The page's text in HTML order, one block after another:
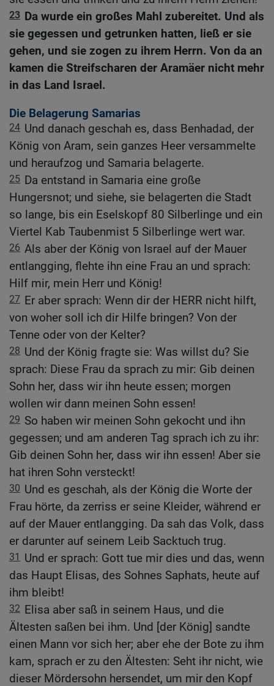
23 Da wurde ein großes Mahl zubereitet. Und als
sie gegessen und getrunken hatten, ließ er sie
gehen, und sie zogen zu ihrem Herrn. Von da an
kamen die Streifscharen der Aramäer nicht mehr
in das Land Israel.
Die Belagerung Samarias
24 Und danach geschah es, dass Benhadad, der
König von Aram, sein ganzes Heer versammelte
und heraufzog und Samaria belagerte.
25 Da entstand in Samaria eine große
Hungersnot; und siehe, sie belagerten die Stadt
so lange, bis ein Eselskopf 80 Silberlinge und ein
Viertel Kab Taubenmist 5 Silberlinge wert war.
26 Als aber der König von Israel auf der Mauer
entlangging, flehte ihn eine Frau an und sprach:
Hilf mir, mein Herr und König!
27 Er aber sprach: Wenn dir der HERR nicht hilft,
von woher soll ich dir Hilfe bringen? Von der
Tenne oder von der Kelter?
28 Und der König fragte sie: Was willst du? Sie
sprach: Diese Frau da sprach zu mir: Gib deinen
Sohn her, dass wir ihn heute essen; morgen
wollen wir dann meinen Sohn essen!
29 So haben wir meinen Sohn gekocht und ihn
gegessen; und am anderen Tag sprach ich zu ihr:
Gib deinen Sohn her, dass wir ihn essen! Aber sie
hat ihren Sohn versteckt!
30 Und es geschah, als der König die Worte der
Frau hörte, da zerriss er seine Kleider, während er
auf der Mauer entlangging. Da sah das Volk, dass
er darunter auf seinem Leib Sacktuch trug.
31 Und er sprach: Gott tue mir dies und das, wenn
das Haupt Elisas, des Sohnes Saphats, heute auf
ihm bleibt!
32 Elisa aber saß in seinem Haus, und die
Ältesten saßen bei ihm. Und [der König] sandte
einen Mann vor sich her; aber ehe der Bote zu ihm
kam, sprach er zu den Ältesten: Seht ihr nicht, wie
dieser Mördersohn hersendet, um mir den Kopf